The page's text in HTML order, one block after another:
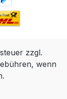
zzgl.
wenn